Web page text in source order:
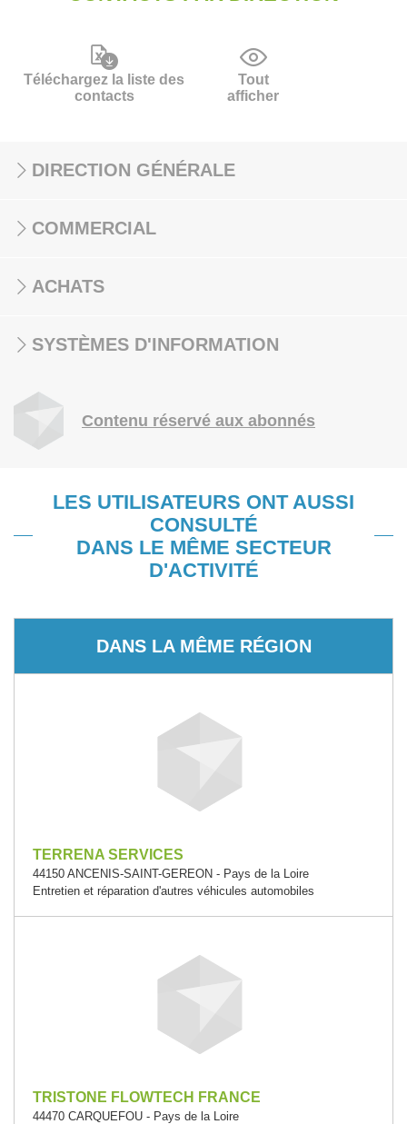
Téléchargez la liste des
contacts
Tout
afficher
DIRECTION GÉNÉRALE
COMMERCIAL
ACHATS
SYSTÈMES D'INFORMATION
Contenu réservé aux abonnés
LES UTILISATEURS ONT AUSSI
CONSULTÉ
DANS LE MÊME SECTEUR
D'ACTIVITÉ
DANS LA MÊME RÉGION
TERRENA SERVICES
44150 ANCENIS-SAINT-GEREON - Pays de la Loire
Entretien et réparation d'autres véhicules automobiles
TRISTONE FLOWTECH FRANCE
44470 CARQUEFOU - Pays de la Loire